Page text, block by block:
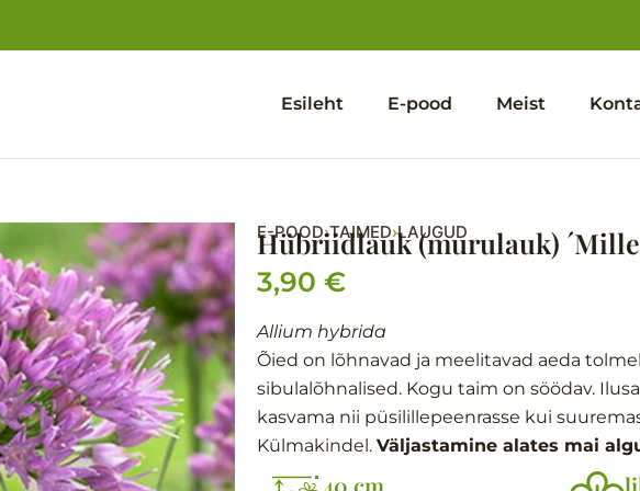
Esileht E-pood Meist
E-POOD›TAIMED›LAUGUD
Hübriidlauk (murulauk)
3,90 €
Allium hybrida
Õied on lõhnavad ja meelitavad aeda
sibulalõhnalised. Kogu taim on söödav.
kasvama nii püsilillepeenrasse kui
Külmakindel. Väljastamine alates mai
40 cm